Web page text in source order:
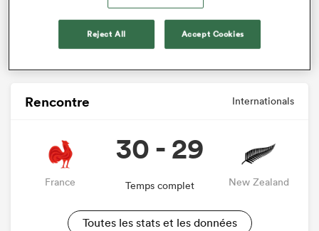
Rencontre Internationals
France
30 - 29
Temps complet New Zealand
Toutes les stats et les données
Reject All Accept Cookies